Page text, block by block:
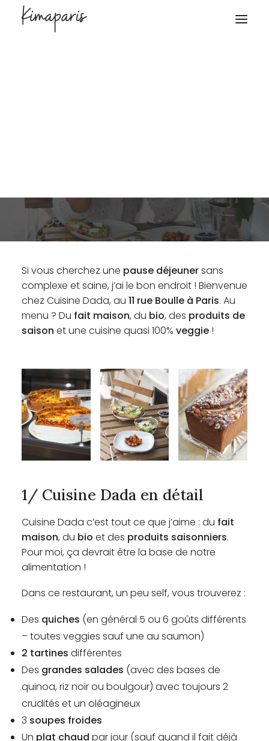
Si vous cherchez une pause déjeunersans
complexe et saine, j’ai le bon endroit ! Bienvenue
chez Cuisine Dada, au 11 rue Boulle à Paris. Au
menu ? Du fait maison, du bio, des produits de
saison et une cuisine quasi 100% veggie !
1/ Cuisine Dada en détail
Cuisine Dada c’est tout ce que j’aime : du fait
maison, du bio et des produits saisonniers.
Pour moi, ça devrait être la base de notre
alimentation !
Dans ce restaurant, un peu self, vous trouverez :
Des quiches (en général 5 ou 6 goûts différents
– toutes veggies sauf une au saumon)
2 tartines différentes
Des grandes salades (avec des bases de
quinoa, riz noir ou boulgour) avec toujours 2
crudités et un oléagineux
3 soupes froides
Un plat chaud par jour (sauf quand il fait déjà